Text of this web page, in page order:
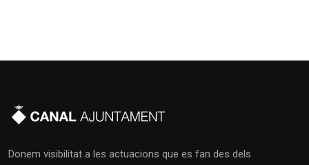
Donem visibilitat a les actuacions que es fan des dels